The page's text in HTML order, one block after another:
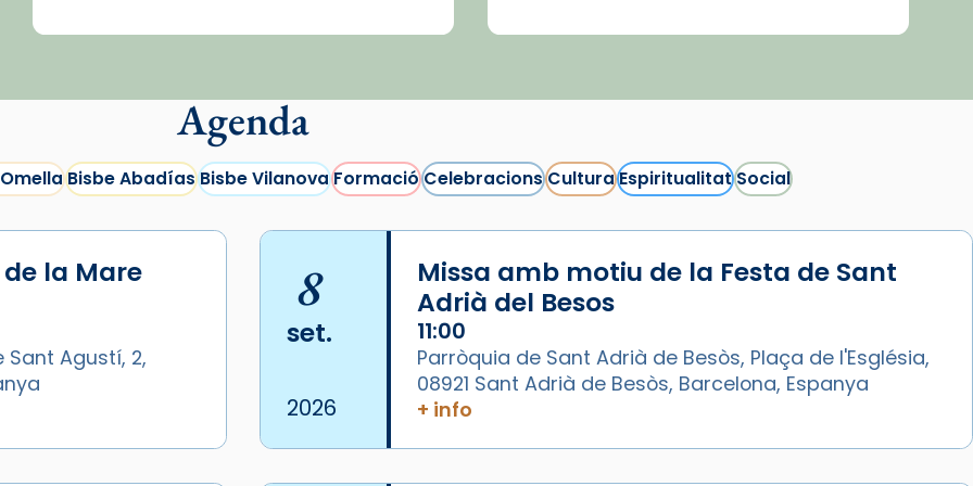
Agenda
Bisbe AbadíasBisbe VilanovaFormacióCelebracionsCulturaEspiritualitatSocial
la Mare
Agustí, 2,
8
set.
2026
Missa amb motiu de la Festa de Sant
Adrià del Besos
11:00
Parròquia de Sant Adrià de Besòs, Plaça de l'Església,
08921 Sant Adrià de Besòs, Barcelona, Espanya
+ info